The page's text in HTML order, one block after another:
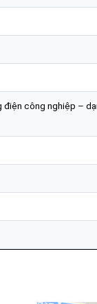
điện công nghiệp –